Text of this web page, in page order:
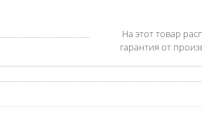
На этот товар
гарантия от